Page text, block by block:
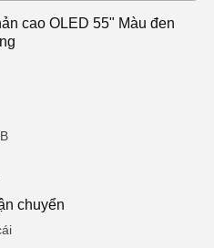
cao OLED 55" Màu đen
chuyển